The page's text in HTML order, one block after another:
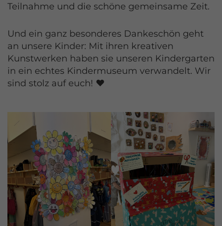
Teilnahme und die schöne gemeinsame Zeit.
Und ein ganz besonderes Dankeschön geht
an unsere Kinder: Mit ihren kreativen
Kunstwerken haben sie unseren Kindergarten
in ein echtes Kindermuseum verwandelt. Wir
sind stolz auf euch! ❤️